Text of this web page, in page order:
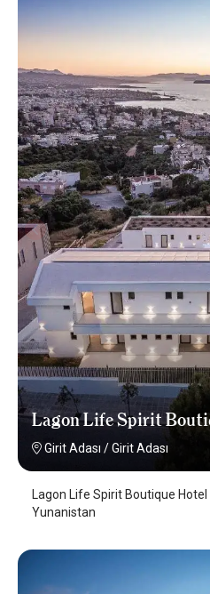
Girit Adası /Girit Adası
Lagon Life Spirit Boutique Hotel
Yunanistan